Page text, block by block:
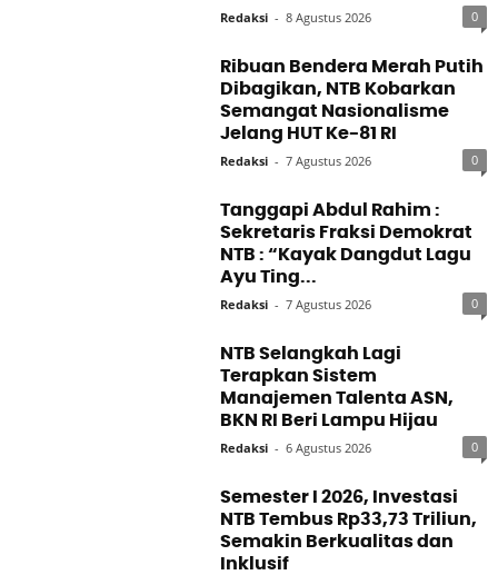
Redaksi - 8 Agustus 2026 0
Ribuan Bendera Merah Putih
Dibagikan, NTB Kobarkan
Semangat Nasionalisme
Jelang HUT Ke-81 RI
Redaksi - 7 Agustus 2026 0
Tanggapi Abdul Rahim :
Sekretaris Fraksi Demokrat
NTB : “Kayak Dangdut Lagu
Ayu Ting...
Redaksi - 7 Agustus 2026 0
NTB Selangkah Lagi
Terapkan Sistem
Manajemen Talenta ASN,
BKN RI Beri Lampu Hijau
Redaksi - 6 Agustus 2026 0
Semester I 2026, Investasi
NTB Tembus Rp33,73 Triliun,
Semakin Berkualitas dan
Inklusif